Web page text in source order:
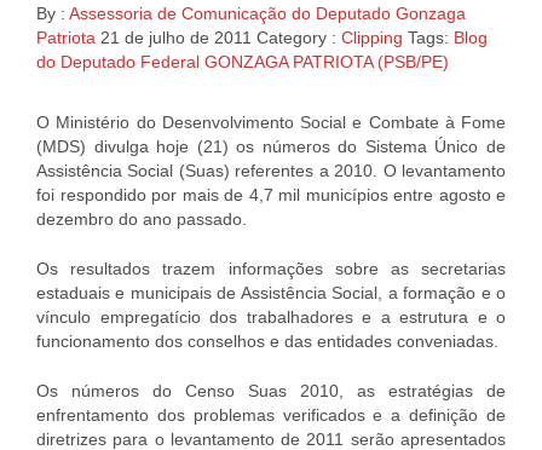
By : Assessoria de Comunicação do Deputado Gonzaga
Patriota 21 de julho de 2011 Category : Clipping Tags: Blog
do Deputado Federal GONZAGA PATRIOTA (PSB/PE)
O Ministério do Desenvolvimento Social e Combate à Fome
(MDS) divulga hoje (21) os números do Sistema Único de
Assistência Social (Suas) referentes a 2010. O levantamento
foi respondido por mais de 4,7 mil municípios entre agosto e
dezembro do ano passado.
Os resultados trazem informações sobre as secretarias
estaduais e municipais de Assistência Social, a formação e o
vínculo empregatício dos trabalhadores e a estrutura e o
funcionamento dos conselhos e das entidades conveniadas.
Os números do Censo Suas 2010, as estratégias de
enfrentamento dos problemas verificados e a definição de
diretrizes para o levantamento de 2011 serão apresentados